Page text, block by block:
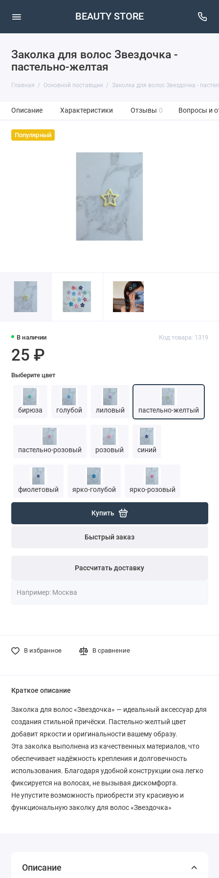
BEAUTY STORE
Заколка для волос Звездочка -
пастельно-желтая
Главная Основной поставщик Заколка для волос Звездочка -
Описание Характеристики Отзывы 0 Вопросы и
Популярный
В наличии Код товара: 1319
25 ₽
Выберите цвет
бирюза голубой лиловый пастельно-желтый
пастельно-розовый розовый синий
фиолетовый ярко-голубой ярко-розовый
Купить
Быстрый заказ
Рассчитать доставку
В избранное В сравнение
Краткое описание
Заколка для волос «Звездочка» — идеальный аксессуар для
создания стильной причёски. Пастельно-желтый цвет
добавит яркости и оригинальности вашему образу.
Эта заколка выполнена из качественных материалов, что
обеспечивает надёжность крепления и долговечность
использования. Благодаря удобной конструкции она легко
фиксируется на волосах, не вызывая дискомфорта.
Не упустите возможность приобрести эту красивую и
функциональную заколку для волос «Звездочка»
Описание